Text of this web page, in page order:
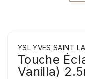
YSL YVES SAINT
Touche
Vanilla)